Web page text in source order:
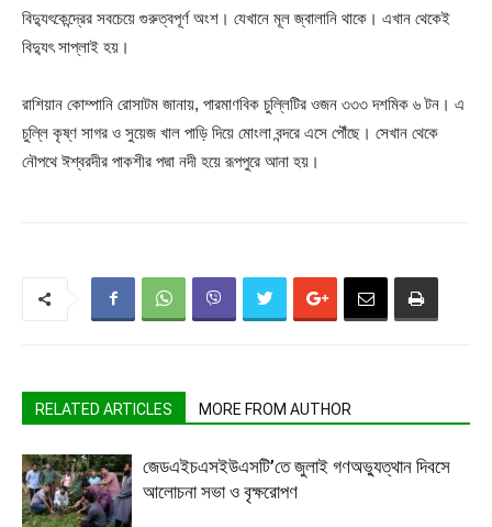
বিদ্যুৎকেন্দ্রের সবচেয়ে গুরুত্বপূর্ণ অংশ। যেখানে মূল জ্বালানি থাকে। এখান থেকেই
বিদ্যুৎ সাপ্লাই হয়।
রাশিয়ান কোম্পানি রোসাটম জানায়, পারমাণবিক চুল্লিটির ওজন ৩৩৩ দশমিক ৬ টন। এ
চুল্লি কৃষ্ণ সাগর ও সুয়েজ খাল পাড়ি দিয়ে মোংলা বন্দরে এসে পৌঁছে। সেখান থেকে
নৌপথে ঈশ্বরদীর পাকশীর পদ্মা নদী হয়ে রূপপুরে আনা হয়।
RELATED ARTICLES MORE FROM AUTHOR
জেডএইচএসইউএসটি’তে জুলাই গণঅভ্যুত্থান দিবসে
আলোচনা সভা ও বৃক্ষরোপণ